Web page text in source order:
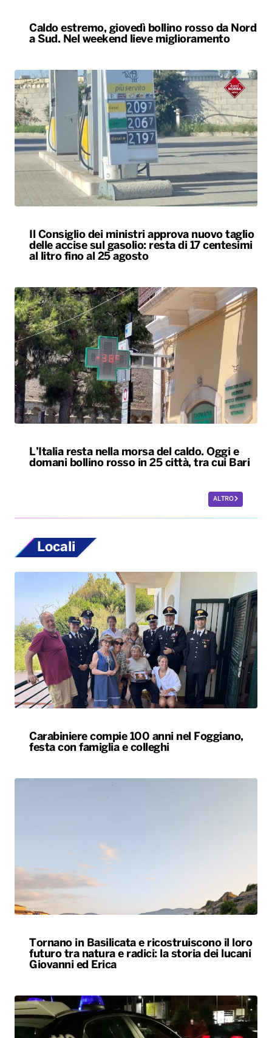
Caldo estremo, giovedì bollino rosso da Nord
a Sud. Nel weekend lieve miglioramento
Il Consiglio dei ministri approva nuovo taglio
delle accise sul gasolio: resta di 17 centesimi
al litro fino al 25 agosto
L’Italia resta nella morsa del caldo. Oggi e
domani bollino rosso in 25 città, tra cui Bari
ALTRO
Locali
Carabiniere compie 100 anni nel Foggiano,
festa con famiglia e colleghi
Tornano in Basilicata e ricostruiscono il loro
futuro tra natura e radici: la storia dei lucani
Giovanni ed Erica